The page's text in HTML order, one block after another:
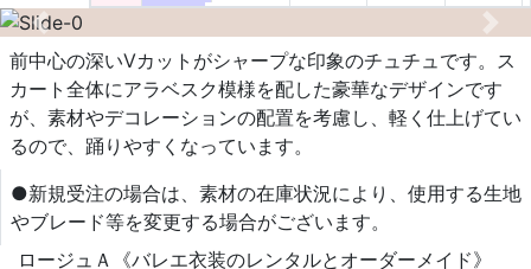
Previous
Next
前中心の深いVカットがシャープな印象のチュチュです。ス
カート全体にアラベスク模様を配した豪華なデザインです
が、素材やデコレーションの配置を考慮し、軽く仕上げてい
るので、踊りやすくなっています。
●新規受注の場合は、素材の在庫状況により、使用する生地
やブレード等を変更する場合がございます。
ロージュＡ《バレエ衣装のレンタルとオーダーメイド》